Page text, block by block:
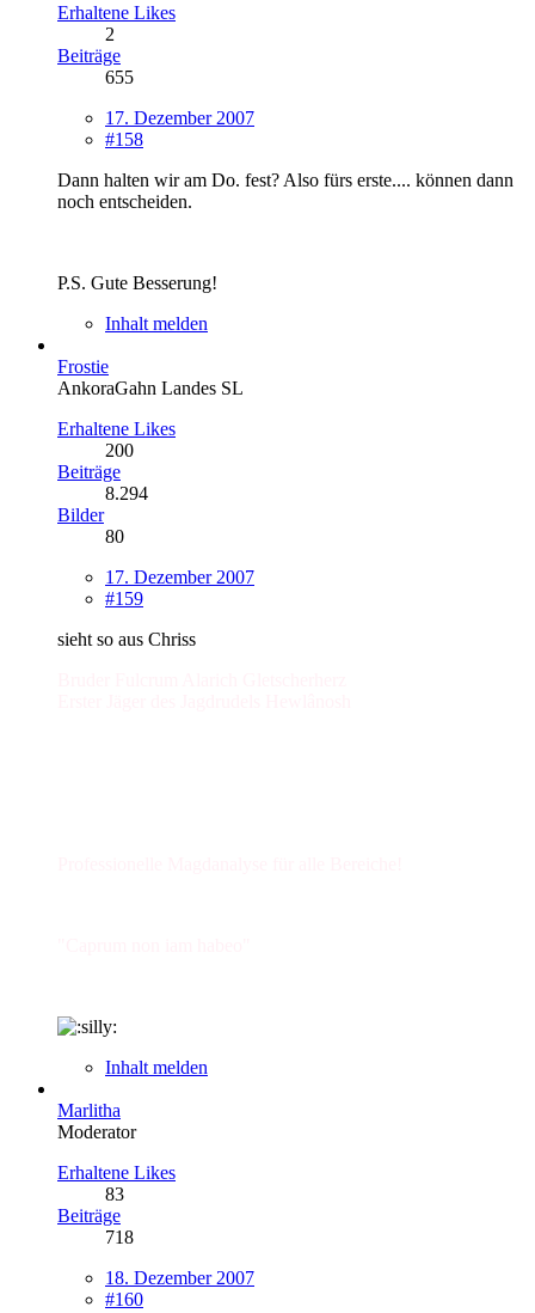
Erhaltene Likes
2
Beiträge
655
17. Dezember 2007
#158
Dann halten wir am Do. fest? Also fürs erste.... können dann
noch entscheiden.
P.S. Gute Besserung!
Inhalt melden
Frostie
AnkoraGahn Landes SL
Erhaltene Likes
200
Beiträge
8.294
Bilder
80
17. Dezember 2007
#159
sieht so aus Chriss
Inhalt melden
Marlitha
Moderator
Erhaltene Likes
83
Beiträge
718
18. Dezember 2007
#160